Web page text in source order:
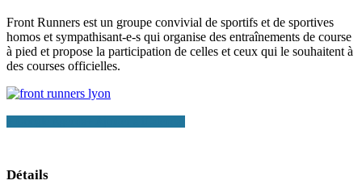
Front Runners est un groupe convivial de sportifs et de sportives
homos et sympathisant-e-s qui organise des entraînements de course
à pied et propose la participation de celles et ceux qui le souhaitent à
des courses officielles.
Détails